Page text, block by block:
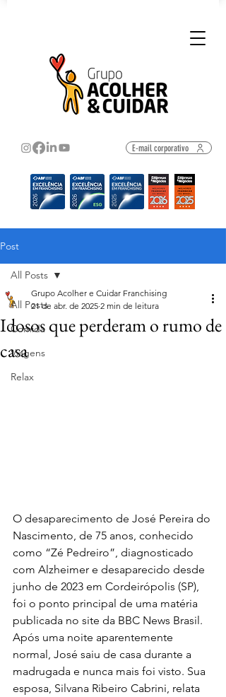
E-mail corporativo
Post
All Posts
Comida
Viagens
Relax
All Posts
Idosos que perderam o rumo de
casa
Grupo Acolher e Cuidar Franchising
21 de abr. de 2025 2 min de leitura
O desaparecimento de José Pereira do
Nascimento, de 75 anos, conhecido
como “Zé Pedreiro”, diagnosticado
com Alzheimer e desaparecido desde
junho de 2023 em Cordeirópolis (SP),
foi o ponto principal de uma matéria
publicada no site da BBC News Brasil.
Após uma noite aparentemente
normal, José saiu de casa durante a
madrugada e nunca mais foi visto. Sua
esposa, Silvana Ribeiro Cabrini, relata